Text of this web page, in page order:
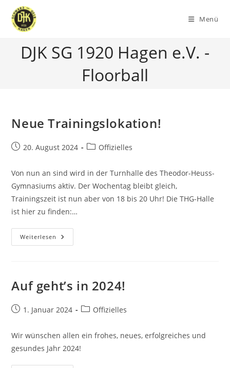
Inhalt
springen
Menü
DJK SG 1920 Hagen e.V. -
Floorball
Neue Trainingslokation!
Beitrag20. August 2024
Beitrags-
Offizielles
Von nun an sind wird in der Turnhalle des Theodor-Heuss-
Gymnasiums aktiv. Der Wochentag bleibt gleich,
Trainingszeit ist nun aber von 18 bis 20 Uhr! Die THG-Halle
ist hier zu finden:…
Weiterlesen Neue
Trainingslokation!
Auf geht’s in 2024!
Beitrag1. Januar 2024
Beitrags-
Offizielles
Wir wünschen allen ein frohes, neues, erfolgreiches und
gesundes Jahr 2024!